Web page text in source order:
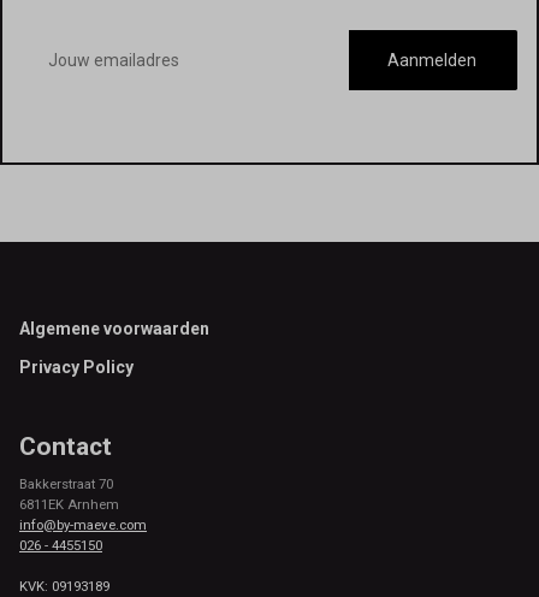
mailadres
Aanmelden
Footer
Algemene voorwaarden
Privacy Policy
Contact
Bakkerstraat 70
6811EK Arnhem
info@by-maeve.com
026 - 4455150
KVK: 09193189